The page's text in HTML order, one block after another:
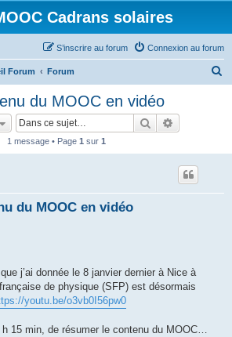
Cadrans solaires
Connexion au forum
S’inscrire au forum
Forum Forum
du MOOC en vidéo
Rechercher
1 message • Page 1 sur 1
du MOOC en vidéo
j’ai donnée le 8 janvier dernier à Nice à
de physique (SFP) est désormais
youtu.be/o3vb0I56pw0
15 min, de résumer le contenu du MOOC…